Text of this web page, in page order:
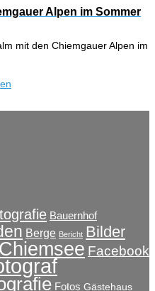
Produktseite
werden
mehrere
Varianten
Die
auf
Alpen im Sommer
mit den Chiemgauer Alpen im
weist
auf
der
Produktseite
gewählt
werden
Bauernhof
Berge Bericht Bilder
Chiemsee Facebook
Fotos Gästehaus